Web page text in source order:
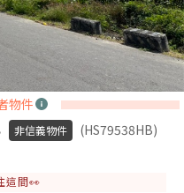
物件
非信義物件
(HS79538HB)
這間👀